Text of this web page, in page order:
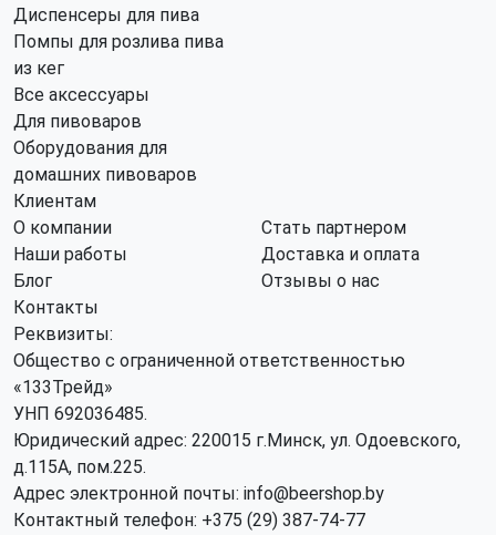
Диспенсеры для пива
Помпы для розлива пива
из кег
Все аксессуары
Для пивоваров
Оборудования для
домашних пивоваров
Клиентам
О компании
Стать партнером
Наши работы
Доставка и оплата
Блог
Отзывы о нас
Контакты
Реквизиты:
Общество с ограниченной ответственностью
«133Трейд»
УНП 692036485​.
Юридический адрес: 220015 г.Минск, ул. Одоевского,
д.115А, пом.225.
Адрес электронной почты: info@beershop.by
Контактный телефон: +375 (29) 387-74-77